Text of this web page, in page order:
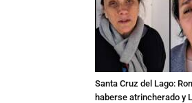
Santa Cruz del Lago:
haberse atrincherado y